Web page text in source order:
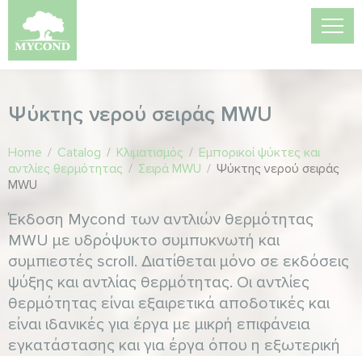
Ψύκτης νερού σειράς MWU
Home / Catalog / Κλιματισμός / Εμπορικοί ψύκτες και
αντλίες θερμότητας / Σειρά MWU / Ψύκτης νερού σειράς
MWU
Έκδοση Mycond των αντλιών θερμότητας
MWU με υδρόψυκτο συμπυκνωτή και
συμπιεστές scroll. Διατίθεται μόνο σε εκδόσεις
ψύξης και αντλίας θερμότητας. Οι αντλίες
θερμότητας είναι εξαιρετικά αποδοτικές και
είναι ιδανικές για έργα με μικρή επιφάνεια
εγκατάστασης και για έργα όπου η εξωτερική